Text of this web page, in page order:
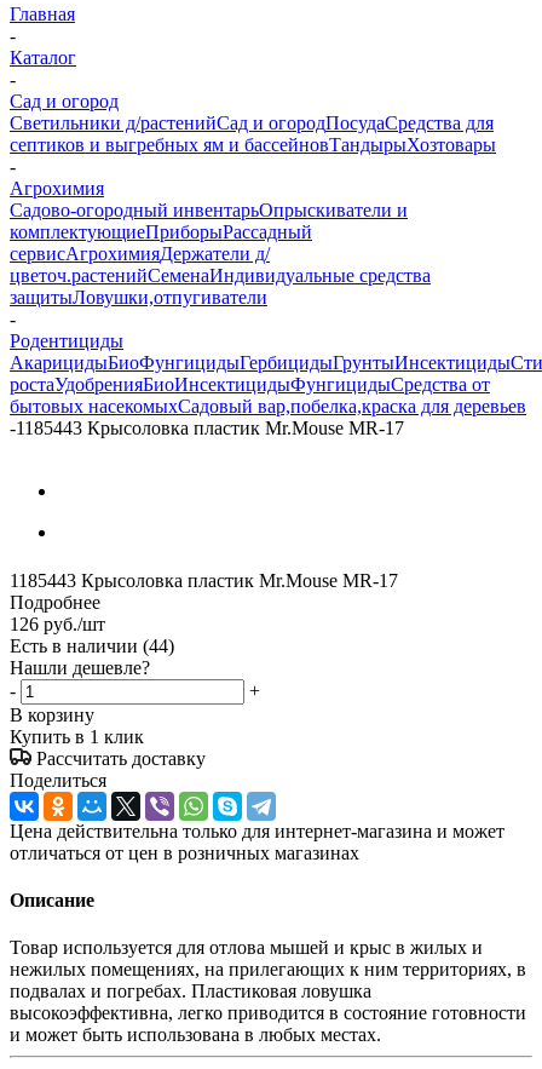
Главная
-
Каталог
-
Сад и огород
Светильники д/растенийСад и огородПосудаСредства для
септиков и выгребных ям и бассейновТандырыХозтовары
-
Агрохимия
Садово-огородный инвентарьОпрыскиватели и
комплектующиеПриборыРассадный
сервисАгрохимияДержатели д/
цветоч.растенийСеменаИндивидуальные средства
защитыЛовушки,отпугиватели
-
Родентициды
АкарицидыБиоФунгицидыГербицидыГрунтыИнсектициды
ростаУдобренияБиоИнсектицидыФунгицидыСредства от
бытовых насекомыхСадовый вар,побелка,краска для деревьев
-1185443 Крысоловка пластик Mr.Mouse MR-17
1185443 Крысоловка пластик Mr.Mouse MR-17
Подробнее
126 руб./шт
Есть в наличии (44)
Нашли дешевле?
-
+
В корзину
Купить в 1 клик
Рассчитать доставку
Поделиться
Цена действительна только для интернет-магазина и может
отличаться от цен в розничных магазинах
Описание
Товар используется для отлова мышей и крыс в жилых и
нежилых помещениях, на прилегающих к ним территориях, в
подвалах и погребах. Пластиковая ловушка
высокоэффективна, легко приводится в состояние готовности
и может быть использована в любых местах.